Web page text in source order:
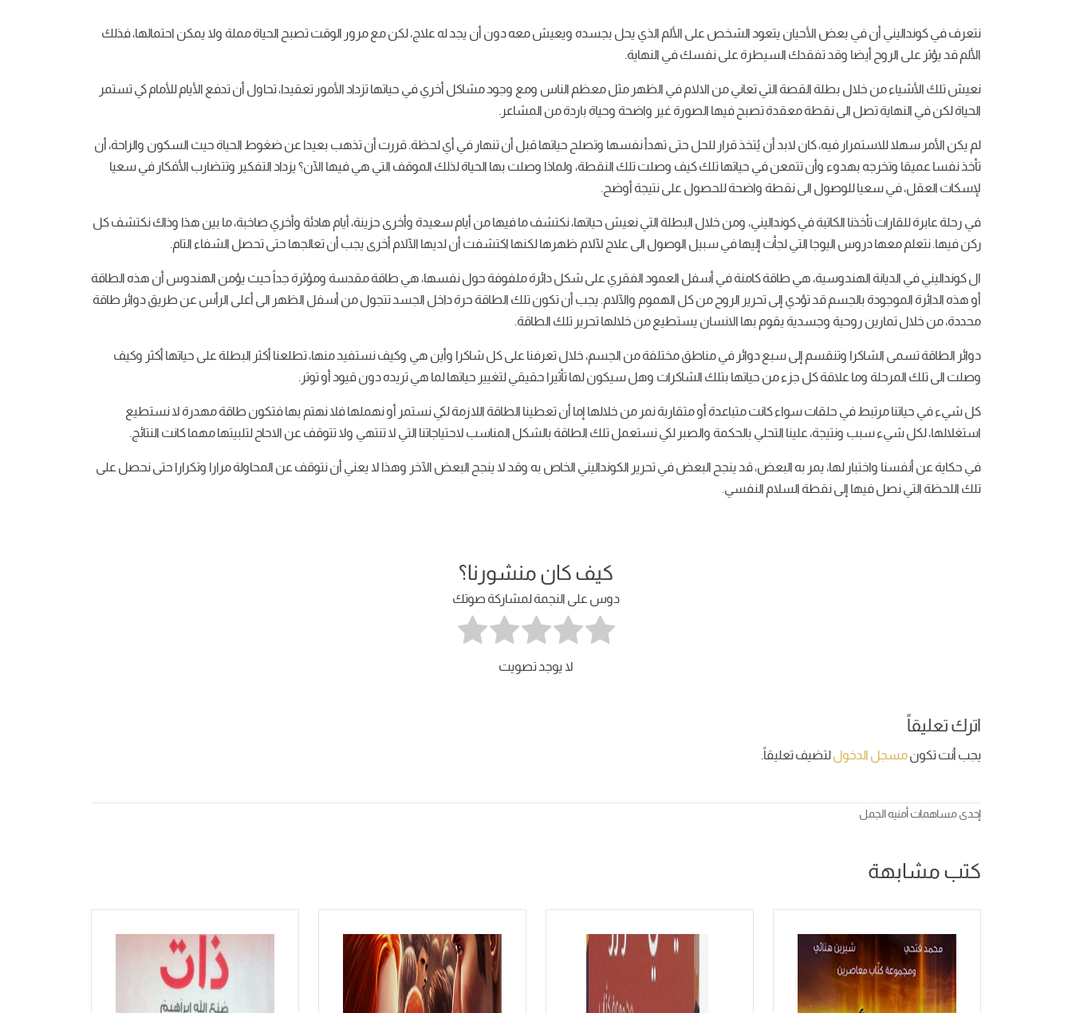
نتعرف في كونداليني أن في بعض الأحيان يتعود الشخص على الألم الذي يحل بجسده ويعيش معه دون أن يجد له علاج، لكن مع مرور الوقت تصبح الحياة مملة ولا يمكن احتمالها، فذلك
الألم قد يؤثر على الروح أيضا وقد تفقدك السيطرة على نفسك في النهاية.
نعيش تلك الأشياء من خلال بطلة القصة التي تعاني من الالام في الظهر مثل معظم الناس ومع وجود مشاكل أخري في حياتها تزداد الأمور تعقيدا، تحاول أن تدفع الأيام للأمام كي تستمر
الحياة لكن في النهاية تصل الى نقطة معقدة تصبح فيها الصورة غير واضحة وحياة باردة من المشاعر.
لم يكن الأمر سهلا للاستمرار فيه، كان لابد أن يُتخذ قرار للحل حتى تهدأ نفسها وتصلح حياتها قبل أن تنهار في أي لحظة. قررت أن تذهب بعيدا عن ضغوط الحياة حيث السكون والراحة، أن
تأخذ نفسا عميقا وتخرجه بهدوء وأن تتمعن في حياتها تلك كيف وصلت تلك النقطة، ولماذا وصلت بها الحياة لذلك الموقف التي هي فيها الآن؟ يزداد التفكير وتتضارب الأفكار في سعيا
لإسكات العقل، في سعيا للوصول الى نقطة واضحة للحصول على نتيجة أوضح.
في رحلة عابرة للقارات تأخذنا الكاتبة في كونداليني، ومن خلال البطلة التي نعيش حياتها، نكتشف ما فيها من أيام سعيدة وأخرى حزينة، أيام هادئة وأخري صاخبة، ما بين هذا وذاك نكتشف كل
ركن فيها. نتعلم معها دروس اليوجا التي لجأت إليها في سبيل الوصول الى علاج لآلام ظهرها لكنها اكتشفت أن لديها الآلام أخرى يجب أن تعالجها حتى تحصل الشفاء التام.
ال كونداليني في الديانة الهندوسية، هي طاقة كامنة في أسفل العمود الفقري على شكل دائرة ملفوفة حول نفسها، هي طاقة مقدسة ومؤثرة جداً حيث يؤمن الهندوس أن هذه الطاقة
أو هذه الدائرة الموجودة بالجسم قد تؤدي إلى تحرير الروح من كل الهموم والآلام. يجب أن تكون تلك الطاقة حرة داخل الجسد تتجول من أسفل الظهر الى أعلى الرأس عن طريق دوائر طاقة
محددة، من خلال تمارين روحية وجسدية يقوم بها الانسان يستطيع من خلالها تحرير تلك الطاقة.
دوائر الطاقة تسمى الشاكرا وتنقسم إلى سبع دوائر في مناطق مختلفة من الجسم، خلال تعرفنا على كل شاكرا وأين هي وكيف نستفيد منها، تطلعنا أكثر البطلة على حياتها أكثر وكيف
وصلت الى تلك المرحلة وما علاقة كل جزء من حياتها بتلك الشاكرات وهل سيكون لها تأثيرا حقيقي لتغيير حياتها لما هي تريده دون قيود أو توتر.
كل شيء في حياتنا مرتبط في حلقات سواء كانت متباعدة أو متقاربة نمر من خلالها إما أن تعطينا الطاقة اللازمة لكي نستمر أو نهملها فلا نهتم بها فتكون طاقة مهدرة لا نستطيع
استغلالها، لكل شيء سبب ونتيجة، علينا التحلي بالحكمة والصبر لكي نستعمل تلك الطاقة بالشكل المناسب لاحتياجاتنا التي لا تنتهي ولا تتوقف عن الاحاح لتلبيتها مهما كانت النتائج.
في حكاية عن أنفسنا واختبار لها، يمر به البعض، قد ينجح البعض في تحرير الكونداليني الخاص به وقد لا ينجح البعض الآخر وهذا لا يعني أن نتوقف عن المحاولة مرارا وتكرارا حتى نحصل على
تلك اللحظة التي نصل فيها إلى نقطة السلام النفسي.
كيف كان منشورنا؟
دوس على النجمة لمشاركة صوتك
لا يوجد تصويت
اترك تعليقاً
يجب أنت تكونمسجل الدخوللتضيف تعليقاً.
إحدى مساهماتأمنيه الجمل
كتب مشابهة